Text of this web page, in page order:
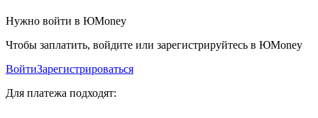
Нужно войти в ЮMoney
Чтобы заплатить, войдите или зарегистрируйтесь в ЮMoney
ВойтиЗарегистрироваться
Для платежа подходят: